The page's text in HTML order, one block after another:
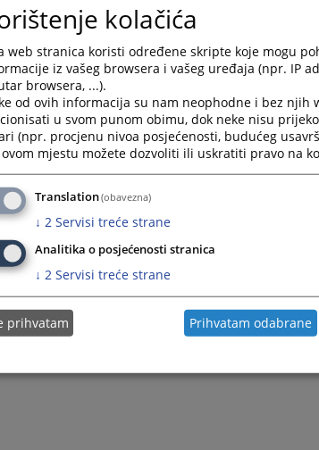
Takođe, zakazane rasprave po odjeljenju za
vidjeti u dijelu Prateći dokumenti.
kolačića
web stranica koristi određene skripte koje mogu
iz vašeg browsera i vašeg uređaja (npr. IP
browsera, ...).
od ovih informacija su nam neophodne i bez njih
u svom punom obimu, dok neke nisu
(npr. procjenu nivoa posjećenosti, budućeg
ovom mjestu možete dozvoliti ili uskratiti pravo na
Translation(obavezna)
↓ 2 Servisi treće strane
Analitika o posjećenosti stranica
↓ 2 Servisi treće strane
prihvatam Prihvatam odabrane